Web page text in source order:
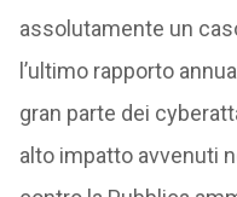
assolutamente un
l’ultimo rapporto
gran parte dei
alto impatto avvenuti